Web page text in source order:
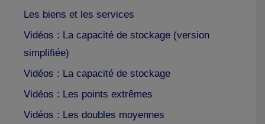
Les biens et les services
Vidéos : La capacité de stockage (version
simplifiée)
Vidéos : La capacité de stockage
Vidéos : Les points extrêmes
Vidéos : Les doubles moyennes